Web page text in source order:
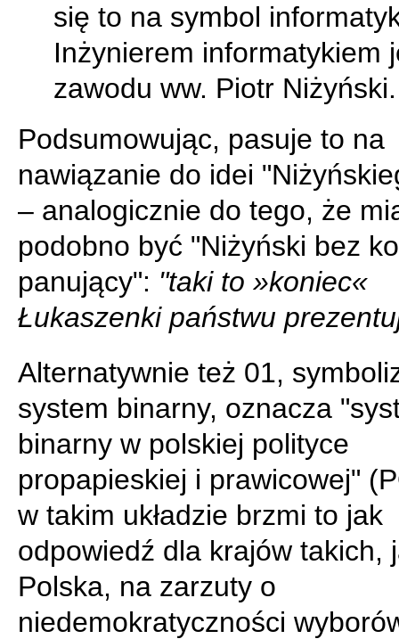
się to na symbol
Inżynierem informatykiem
zawodu ww. Piotr Niżyński.
Podsumowując, pasuje to na
nawiązanie do idei
– analogicznie do tego, że
podobno być "Niżyński bez
panujący": "taki to »koniec«
Łukaszenki państwu
Alternatywnie też 01,
system binarny, oznacza
binarny w polskiej polityce
propapieskiej i prawicowej"
w takim układzie brzmi to jak
odpowiedź dla krajów takich,
Polska, na zarzuty o
niedemokratyczności